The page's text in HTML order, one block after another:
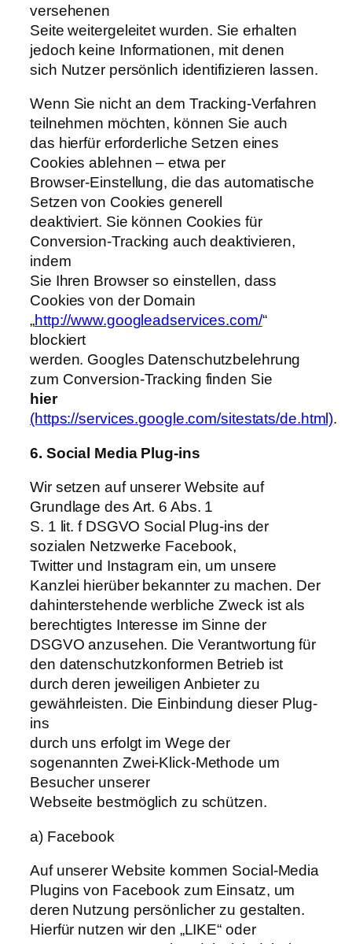
versehenen
Seite weitergeleitet wurden. Sie erhalten
jedoch keine Informationen, mit denen
sich Nutzer persönlich identifizieren lassen.
Wenn Sie nicht an dem Tracking-Verfahren
teilnehmen möchten, können Sie auch
das hierfür erforderliche Setzen eines
Cookies ablehnen – etwa per
Browser-Einstellung, die das automatische
Setzen von Cookies generell
deaktiviert. Sie können Cookies für
Conversion-Tracking auch deaktivieren,
indem
Sie Ihren Browser so einstellen, dass
Cookies von der Domain
„http://www.googleadservices.com/“
blockiert
werden. Googles Datenschutzbelehrung
zum Conversion-Tracking finden Sie
hier
(https://services.google.com/sitestats/de.html).
6. Social Media Plug-ins
Wir setzen auf unserer Website auf
Grundlage des Art. 6 Abs. 1
S. 1 lit. f DSGVO Social Plug-ins der
sozialen Netzwerke Facebook,
Twitter und Instagram ein, um unsere
Kanzlei hierüber bekannter zu machen. Der
dahinterstehende werbliche Zweck ist als
berechtigtes Interesse im Sinne der
DSGVO anzusehen. Die Verantwortung für
den datenschutzkonformen Betrieb ist
durch deren jeweiligen Anbieter zu
gewährleisten. Die Einbindung dieser Plug-
ins
durch uns erfolgt im Wege der
sogenannten Zwei-Klick-Methode um
Besucher unserer
Webseite bestmöglich zu schützen.
a) Facebook
Auf unserer Website kommen Social-Media
Plugins von Facebook zum Einsatz, um
deren Nutzung persönlicher zu gestalten.
Hierfür nutzen wir den „LIKE“ oder